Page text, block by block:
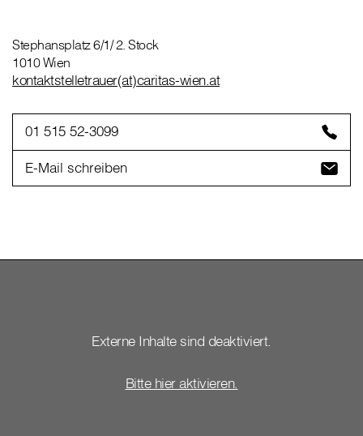
Stephansplatz 6/1/ 2. Stock
1010 Wien
kontaktstelletrauer(at)caritas-wien.at
01 515 52-3099
E-Mail schreiben
Externe Inhalte sind deaktiviert.
Bitte hier aktivieren.